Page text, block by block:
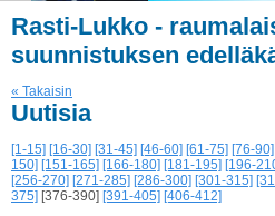
Rasti-Lukko -
suunnistuksen
« Takaisin
Uutisia
[1-15] [16-30] [31-45] [46-60] [61-75] [76-90]
150] [151-165] [166-180] [181-195] [196-
[256-270] [271-285] [286-300] [301-315]
375] [376-390] [391-405] [406-412]